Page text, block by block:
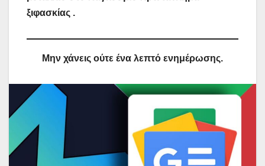
ξιφασκίας .
Μην χάνεις ούτε ένα λεπτό ενημέρωσης.